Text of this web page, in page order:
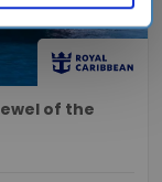
of the